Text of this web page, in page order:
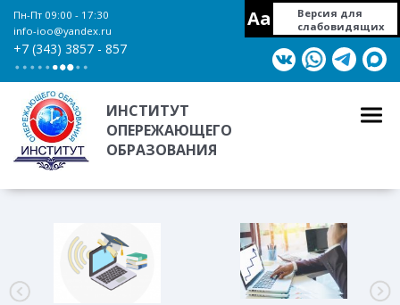
Пн-Пт 09:00 - 17:30
info-ioo@yandex.ru
+7 (343) 3857 - 857
Aa
Версия для
слабовидящих
ИНСТИТУТ
ОПЕРЕЖАЮЩЕГО
ОБРАЗОВАНИЯ